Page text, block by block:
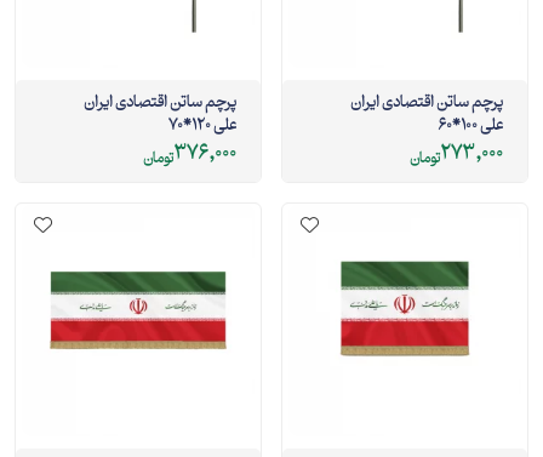
پرچم ساتن اقتصادی ایران
علی 100*60
273,000تومان
پرچم ساتن اقتصادی ایران
علی 120*70
376,000تومان